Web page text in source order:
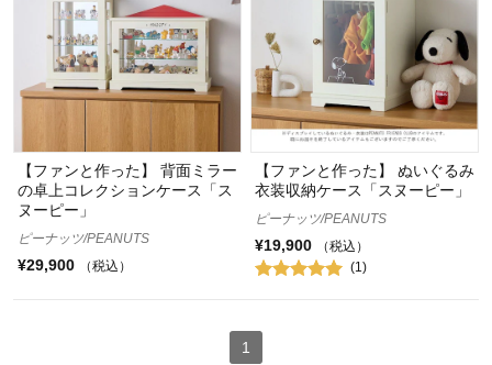
【ファンと作った】 背面ミラー
の卓上コレクションケース「ス
ヌーピー」
ピーナッツ/PEANUTS
¥29,900 （税込）
【ファンと作った】 ぬいぐるみ
衣装収納ケース「スヌーピー」
ピーナッツ/PEANUTS
¥19,900
（税込）
(1)
1